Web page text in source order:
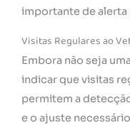
importante de alerta
Visitas Regulares ao
Embora não seja
indicar que visitas
permitem a
e o ajuste